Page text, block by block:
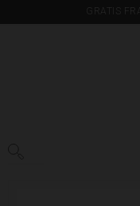
GRATIS